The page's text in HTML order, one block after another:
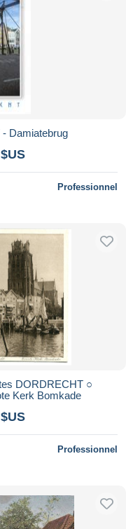
Damiatebrug
Professionnel
DORDRECHT ○
Kerk Bomkade
Professionnel